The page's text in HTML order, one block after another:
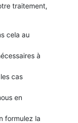
traitement,
cela au
à
cas
en
formulez la